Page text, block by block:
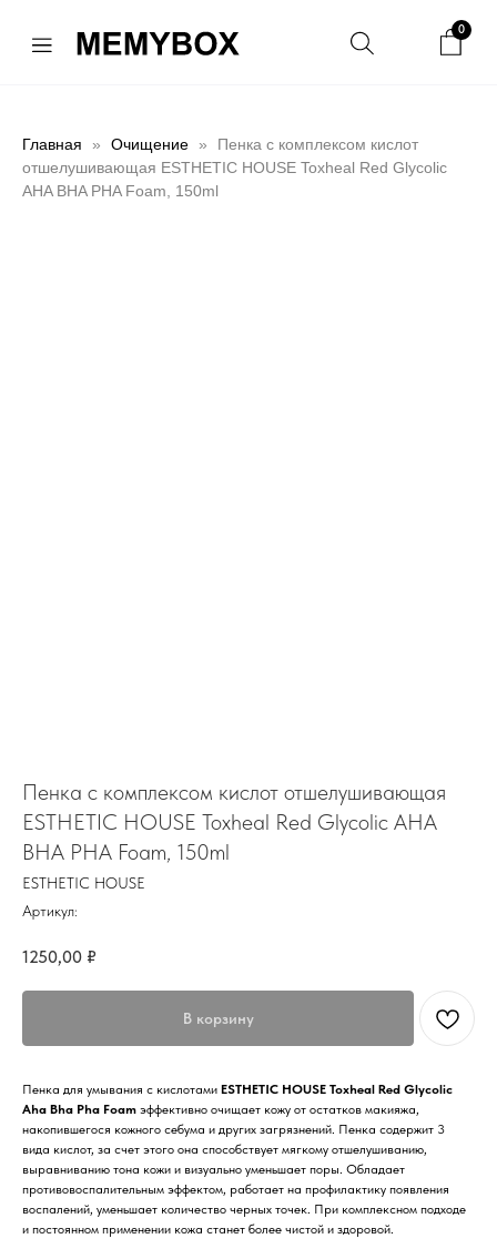
Главная Очищение
Пенка с комплексом кислот
отшелушивающая ESTHETIC HOUSE Toxheal Red Glycolic
AHA BHA PHA Foam, 150ml
Пенка с комплексом кислот отшелушивающая
ESTHETIC HOUSE Toxheal Red Glycolic AHA
BHA PHA Foam, 150ml
ESTHETIC HOUSE
Артикул:
1250,00 ₽
В корзину
Пенка для умывания с кислотами ESTHETIC HOUSE Toxheal Red Glycolic
Aha Bha Pha Foam эффективно очищает кожу от остатков макияжа,
накопившегося кожного себума и других загрязнений. Пенка содержит 3
вида кислот, за счет этого она способствует мягкому отшелушиванию,
выравниванию тона кожи и визуально уменьшает поры. Обладает
противовоспалительным эффектом, работает на профилактику появления
воспалений, уменьшает количество черных точек. При комплексном подходе
и постоянном применении кожа станет более чистой и здоровой.